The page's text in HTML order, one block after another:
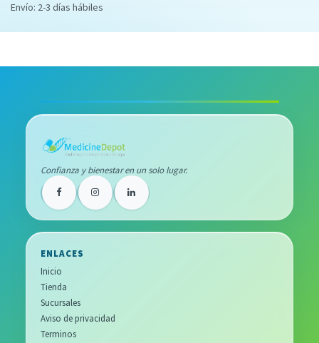
Envío: 2-3 días hábiles
Confianza y bienestar en un solo lugar.
ENLACES
Inicio
Tienda
Sucursales
Aviso de privacidad
Terminos